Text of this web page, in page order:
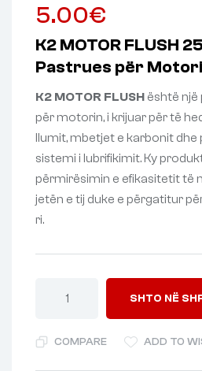
5.00€
K2 MOTOR FLUSH
Pastrues për
K2 MOTOR FLUSH është një
për motorin, i krijuar për të
llumit, mbetjet e karbonit
sistemi i lubrifikimit. Ky
përmirësimin e efikasitetit të
jetën e tij duke e përgatitur
ri.
SHTO NË
COMPARE ADD TO